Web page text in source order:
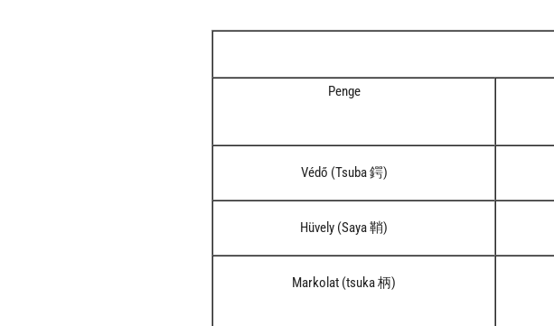
Penge
Védő (Tsuba 鍔)
Hüvely (Saya 鞘)
Markolat (tsuka 柄)